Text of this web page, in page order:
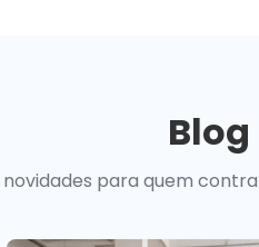
Blog
novidades para quem